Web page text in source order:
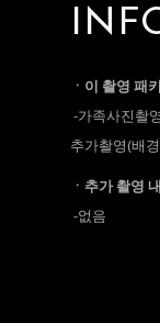
ㆍ이 촬영 패
-가족사진촬
추가촬영(배
ㆍ추가 촬영
-없음